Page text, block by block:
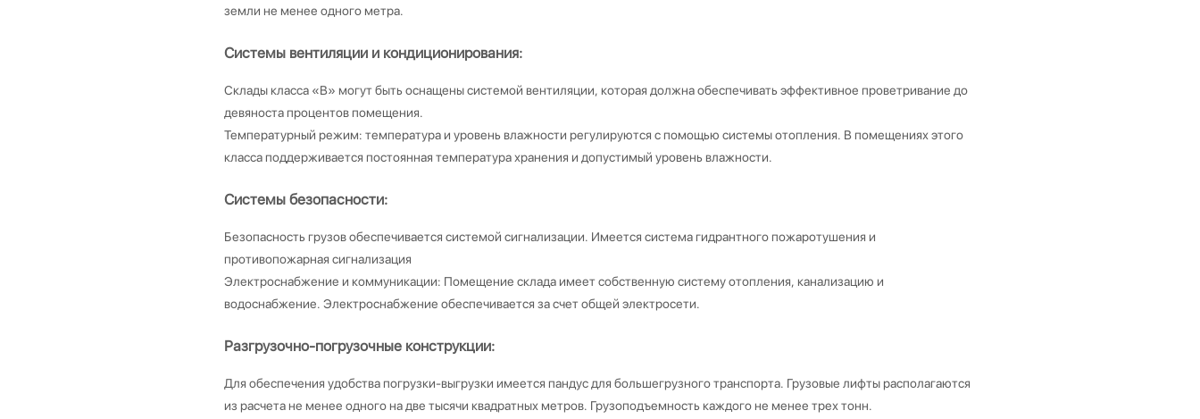
земли не менее одного метра.
Системы вентиляции и кондиционирования:
Склады класса «В» могут быть оснащены системой вентиляции, которая должна обеспечивать эффективное проветривание до
девяноста процентов помещения.
Температурный режим: температура и уровень влажности регулируются с помощью системы отопления. В помещениях этого
класса поддерживается постоянная температура хранения и допустимый уровень влажности.
Системы безопасности:
Безопасность грузов обеспечивается системой сигнализации. Имеется система гидрантного пожаротушения и
противопожарная сигнализация
Электроснабжение и коммуникации: Помещение склада имеет собственную систему отопления, канализацию и
водоснабжение. Электроснабжение обеспечивается за счет общей электросети.
Разгрузочно-погрузочные конструкции:
Для обеспечения удобства погрузки-выгрузки имеется пандус для большегрузного транспорта. Грузовые лифты располагаются
из расчета не менее одного на две тысячи квадратных метров. Грузоподъемность каждого не менее трех тонн.